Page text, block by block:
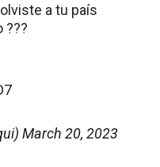
a tu país
???
March 20, 2023